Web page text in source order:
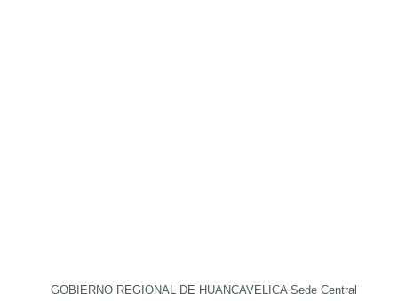
GOBIERNO REGIONAL DE HUANCAVELICA Sede Central